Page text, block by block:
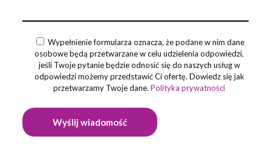
Wypełnienie formularza oznacza, że podane w nim dane
osobowe będą przetwarzane w celu udzielenia odpowiedzi,
jeśli Twoje pytanie będzie odnosić się do naszych usług w
odpowiedzi możemy przedstawić Ci ofertę. Dowiedz się jak
przetwarzamy Twoje dane.Polityka prywatności